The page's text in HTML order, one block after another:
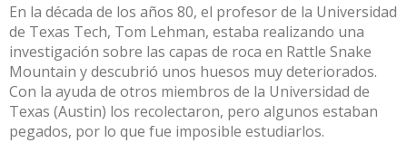
En la década de los años 80, el profesor de la Universidad
de Texas Tech, Tom Lehman, estaba realizando una
investigación sobre las capas de roca en Rattle Snake
Mountain y descubrió unos huesos muy deteriorados.
Con la ayuda de otros miembros de la Universidad de
Texas (Austin) los recolectaron, pero algunos estaban
pegados, por lo que fue imposible estudiarlos.